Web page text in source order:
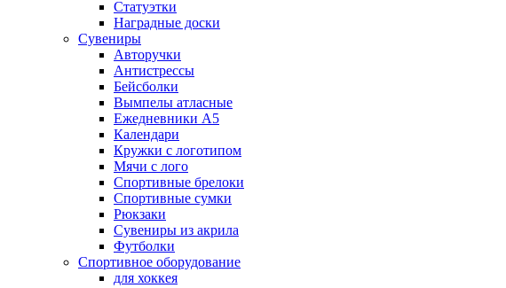
Статуэтки
Наградные доски
Сувениры
Авторучки
Антистрессы
Бейсболки
Вымпелы атласные
Ежедневники А5
Календари
Кружки с логотипом
Мячи с лого
Спортивные брелоки
Спортивные сумки
Рюкзаки
Сувениры из акрила
Футболки
Спортивное оборудование
для хоккея